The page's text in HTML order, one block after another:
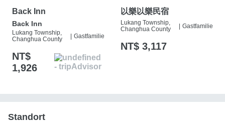
Back Inn
Back Inn
Lukang Township,
Changhua County
| Gastfamilie
NT$
1,926
以樂以樂民宿
Lukang Township,
Changhua County
| Gastfamilie
NT$ 3,117
Standort